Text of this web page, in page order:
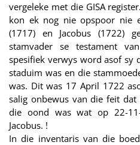
vergeleke met die GISA
kon ek nog nie opspoor nie
(1717) en Jacobus (1722)
stamvader se testament
spesifiek verwys word asof sy
staduim was en die
was. Dit was 17 April 1722
salig onbewus van die feit
die oond was wat op 22-
Jacobus. !
In die inventaris van die